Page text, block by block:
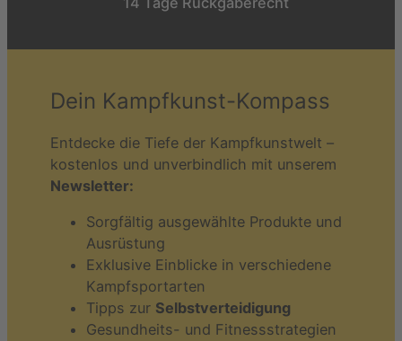
Dein Kampfkunst-Kompass
Entdecke die Tiefe der Kampfkunstwelt –
kostenlos und unverbindlich mit unserem
Newsletter:
Sorgfältig ausgewählte Produkte und
Ausrüstung
Exklusive Einblicke in verschiedene
Kampfsportarten
Tipps zur Selbstverteidigung
Gesundheits- und Fitnessstrategien